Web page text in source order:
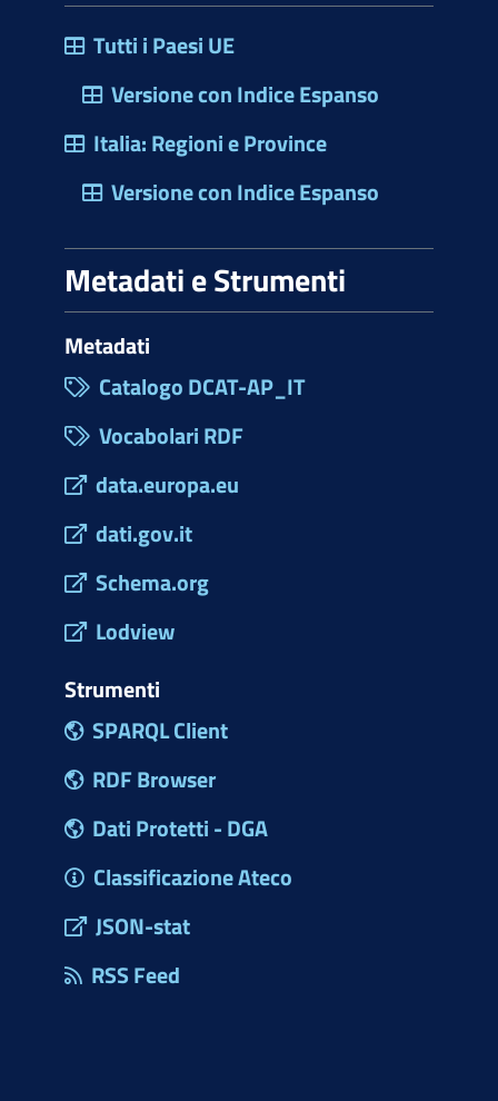
Tutti i Paesi UE
Versione con Indice Espanso
Italia: Regioni e Province
Versione con Indice Espanso
Metadati e Strumenti
Metadati
Catalogo DCAT-AP_IT
Vocabolari RDF
data.europa.eu
dati.gov.it
Schema.org
Lodview
Strumenti
SPARQL Client
RDF Browser
Dati Protetti - DGA
Classificazione Ateco
JSON-stat
RSS Feed